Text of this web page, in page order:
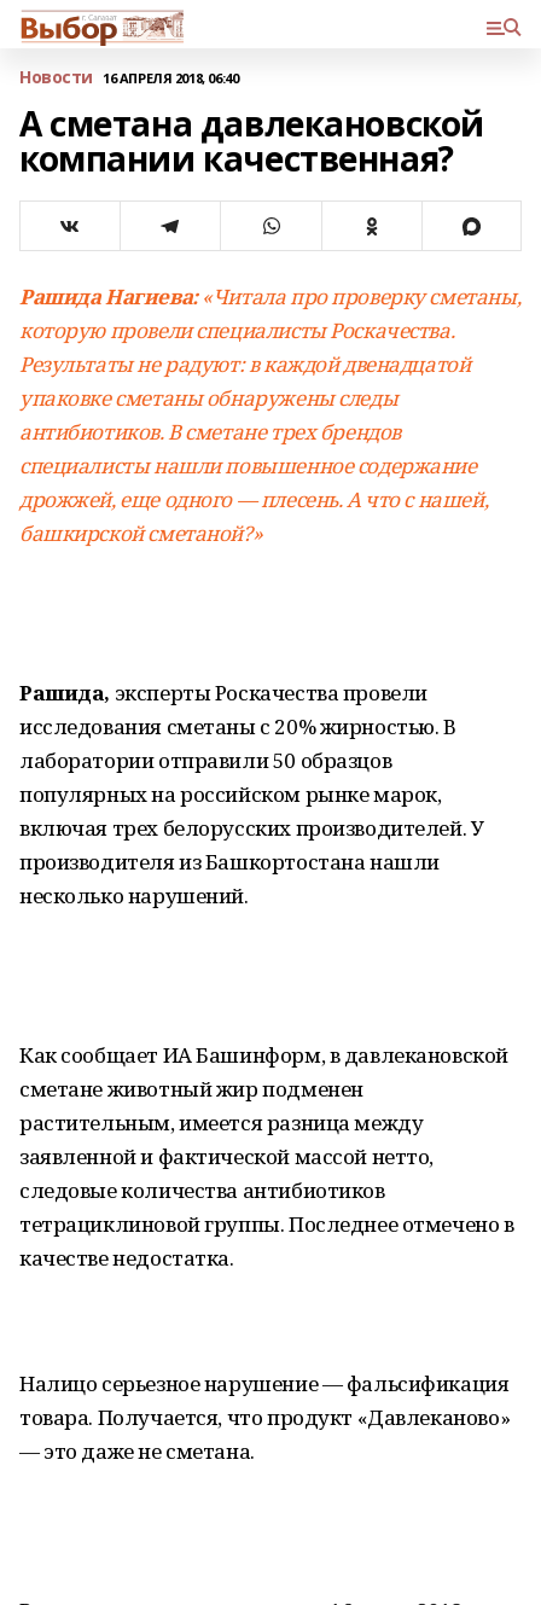
Новости 16 АПРЕЛЯ 2018, 06:40
А сметана давлекановской
компании качественная?
Рашида Нагиева:«Читала про проверку сметаны,
которую провели специалисты Роскачества.
Результаты не радуют: в каждой двенадцатой
упаковке сметаны обнаружены следы
антибиотиков. В сметане трех брендов
специалисты нашли повышенное содержание
дрожжей, еще одного — плесень. А что с нашей,
башкирской сметаной?»
Рашида, эксперты Роскачества провели
исследования сметаны с 20% жирностью. В
лаборатории отправили 50 образцов
популярных на российском рынке марок,
включая трех белорусских производителей. У
производителя из Башкортостана нашли
несколько нарушений.
Как сообщает ИА Башинформ, в давлекановской
сметане животный жир подменен
растительным, имеется разница между
заявленной и фактической массой нетто,
следовые количества антибиотиков
тетрациклиновой группы. Последнее отмечено в
качестве недостатка.
Налицо серьезное нарушение — фальсификация
товара. Получается, что продукт «Давлеканово»
— это даже не сметана.